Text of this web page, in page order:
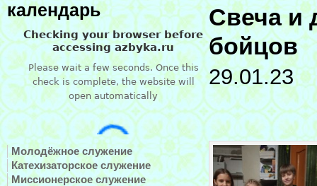
календарь
Молодёжное служение
Катехизаторское служение
Миссионерское служение
Свеча и
бойцов
29.01.23